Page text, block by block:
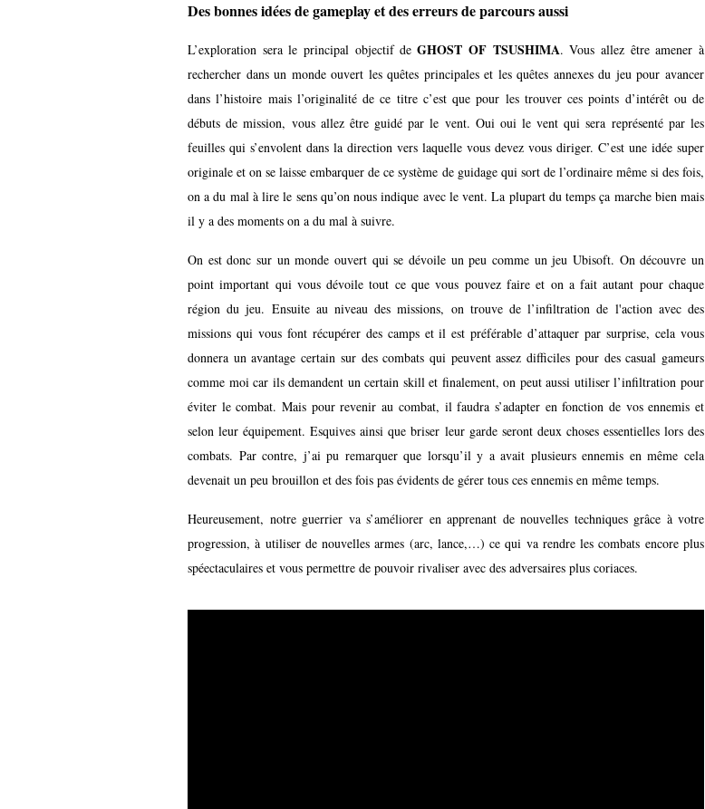
Des bonnes idées de gameplay et des erreurs de parcours aussi
L’exploration sera le principal objectif de GHOST OF TSUSHIMA. Vous allez être amener à
rechercher dans un monde ouvert les quêtes principales et les quêtes annexes du jeu pour avancer
dans l’histoire mais l’originalité de ce titre c’est que pour les trouver ces points d’intérêt ou de
débuts de mission, vous allez être guidé par le vent. Oui oui le vent qui sera représenté par les
feuilles qui s’envolent dans la direction vers laquelle vous devez vous diriger. C’est une idée super
originale et on se laisse embarquer de ce système de guidage qui sort de l’ordinaire même si des fois,
on a du mal à lire le sens qu’on nous indique avec le vent. La plupart du temps ça marche bien mais
il y a des moments on a du mal à suivre.
On est donc sur un monde ouvert qui se dévoile un peu comme un jeu Ubisoft. On découvre un
point important qui vous dévoile tout ce que vous pouvez faire et on a fait autant pour chaque
région du jeu. Ensuite au niveau des missions, on trouve de l’infiltration de l'action avec des
missions qui vous font récupérer des camps et il est préférable d’attaquer par surprise, cela vous
donnera un avantage certain sur des combats qui peuvent assez difficiles pour des casual gameurs
comme moi car ils demandent un certain skill et finalement, on peut aussi utiliser l’infiltration pour
éviter le combat. Mais pour revenir au combat, il faudra s’adapter en fonction de vos ennemis et
selon leur équipement. Esquives ainsi que briser leur garde seront deux choses essentielles lors des
combats. Par contre, j’ai pu remarquer que lorsqu’il y a avait plusieurs ennemis en même cela
devenait un peu brouillon et des fois pas évidents de gérer tous ces ennemis en même temps.
Heureusement, notre guerrier va s’améliorer en apprenant de nouvelles techniques grâce à votre
progression, à utiliser de nouvelles armes (arc, lance,…) ce qui va rendre les combats encore plus
spéectaculaires et vous permettre de pouvoir rivaliser avec des adversaires plus coriaces.